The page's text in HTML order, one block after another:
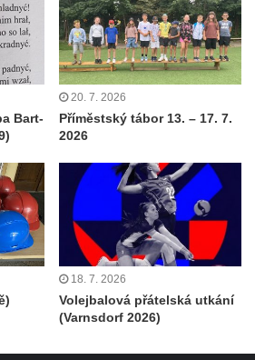
Bart-
20. 7. 2026
Příměstský tábor 13. – 17. 7.
2026
18. 7. 2026
Volejbalová přátelská utkání
(Varnsdorf 2026)